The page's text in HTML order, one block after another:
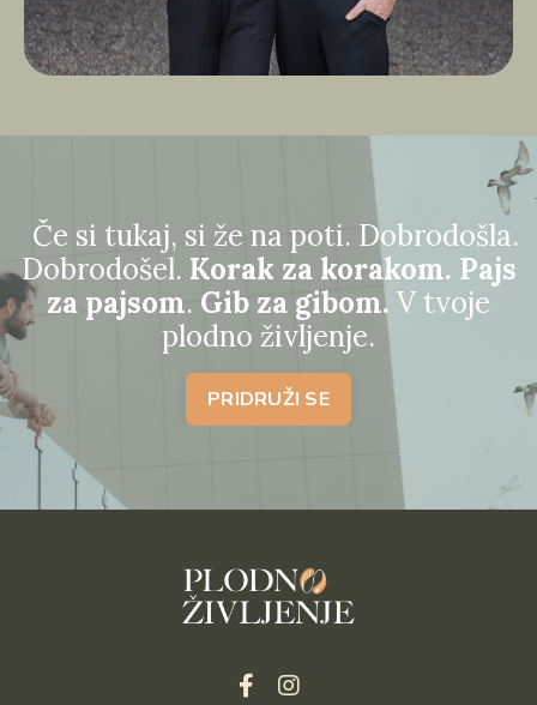
Če si tukaj, si že na poti. Dobrodošla.
Dobrodošel. Korak za korakom. Pajs
za pajsom. Gib za gibom. V tvoje
plodno življenje.
PRIDRUŽI SE